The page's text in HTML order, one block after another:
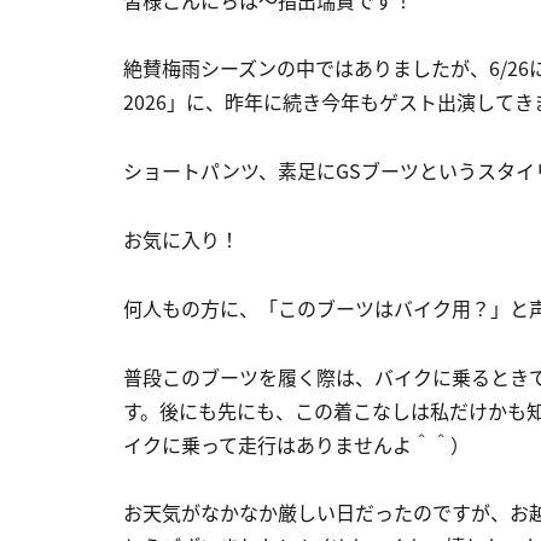
絶賛梅雨シーズンの中ではありましたが、6/26
2026」に、昨年に続き今年もゲスト出演して
ショートパンツ、素足にGSブーツというスタ
お気に入り！
何人もの方に、「このブーツはバイク用？」と
普段このブーツを履く際は、バイクに乗ると
す。後にも先にも、この着こなしは私だけか
イクに乗って走行はありませんよ＾＾）
お天気がなかなか厳しい日だったのですが、